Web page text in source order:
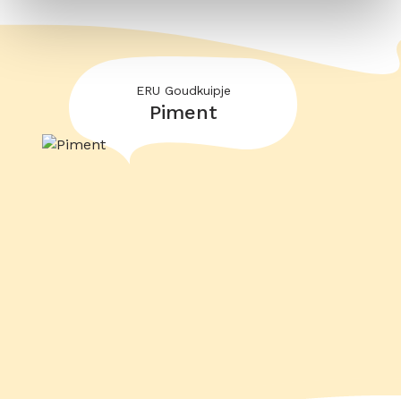
ERU Goudkuipje
Piment